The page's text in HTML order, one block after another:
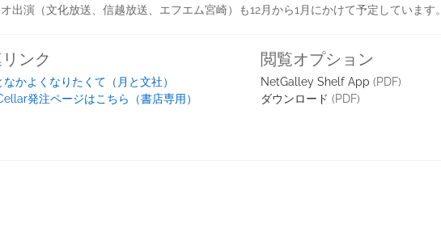
出演（文化放送、信越放送、エフエム宮崎）も12月から1月にかけて予定しています。
ンク
なかよくなりたくて（月と文社）
発注ページはこちら（書店専用）
閲覧オプション
NetGalley Shelf App (PDF)
ダウンロード (PDF)